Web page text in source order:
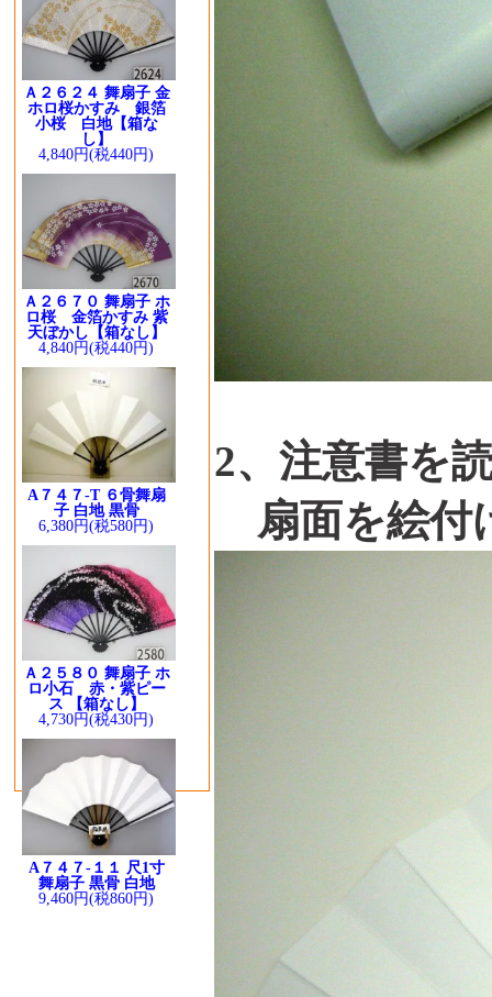
Ａ２６２４ 舞扇子 金
ホロ桜かすみ 銀箔
小桜 白地【箱な
し】
4,840円(税440円)
Ａ２６７０ 舞扇子 ホ
ロ桜 金箔かすみ 紫
天ぼかし【箱なし】
4,840円(税440円)
A７４７-T ６骨舞扇
子 白地 黒骨
6,380円(税580円)
Ａ２５８０ 舞扇子 ホ
ロ小石 赤・紫ピー
ス 【箱なし】
4,730円(税430円)
A７４７-１１ 尺1寸
舞扇子 黒骨 白地
9,460円(税860円)
2、注意書を
扇面を絵付